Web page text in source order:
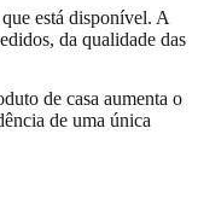
está disponível. A
da qualidade das
de casa aumenta o
de uma única